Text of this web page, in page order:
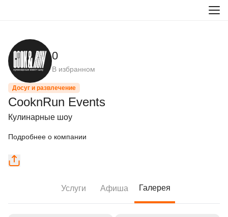
0
В избранном
Досуг и развлечение
CooknRun Events
Кулинарные шоу
Подробнее о компании
Услуги Афиша Галерея